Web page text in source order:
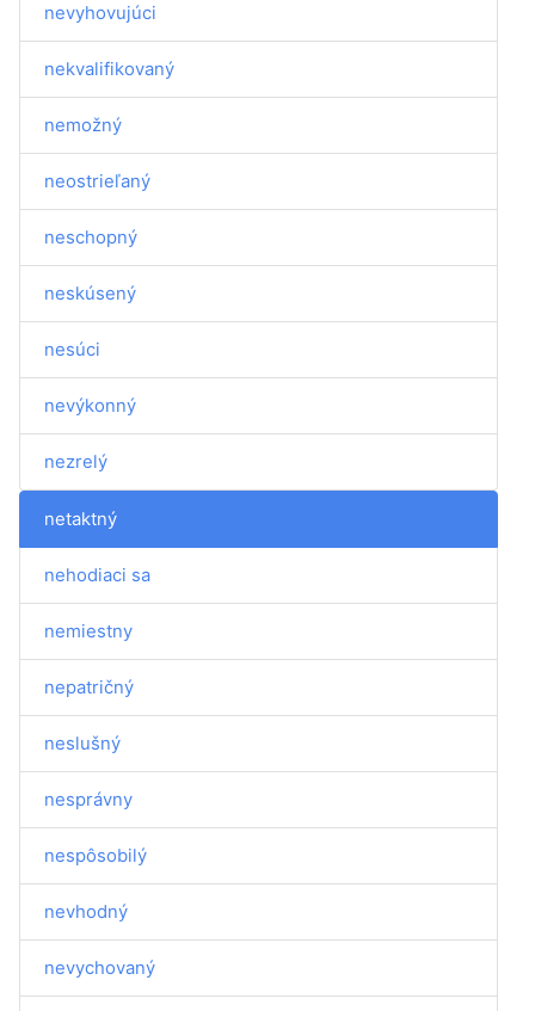
nevyhovujúci
nekvalifikovaný
nemožný
neostrieľaný
neschopný
neskúsený
nesúci
nevýkonný
nezrelý
netaktný
nehodiaci sa
nemiestny
nepatričný
neslušný
nesprávny
nespôsobilý
nevhodný
nevychovaný